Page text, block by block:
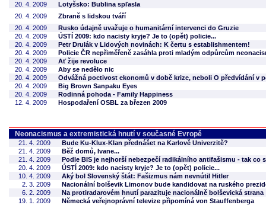
20. 4. 2009
Lotyšsko: Bublina spľasla
20. 4. 2009
Zbraně s lidskou tváří
20. 4. 2009
Rusko údajně uvažuje o humanitární intervenci do Gruzie
20. 4. 2009
ÚSTÍ 2009: kdo nacisty kryje? Je to (opět) policie...
20. 4. 2009
Petr Drulák v Lidových novinách: K čertu s establishmentem!
20. 4. 2009
Policie ČR nepřiměřeně zasáhla proti mladým odpůrcům
20. 4. 2009
Ať žije revoluce
20. 4. 2009
Aby se nedělo nic
20. 4. 2009
Odvážná poctivost ekonomů v době krize, neboli O předvídání v
20. 4. 2009
Big Brown Sanpaku Eyes
20. 4. 2009
Rodinná pohoda - Family Happiness
12. 4. 2009
Hospodaření OSBL za březen 2009
Neonacismus a extremistická hnutí v současné Evropě
21. 4. 2009
Bude Ku-Klux-Klan přednášet na Karlově Univerzitě?
21. 4. 2009
Běž domů, Ivane...
21. 4. 2009
Podle BIS je nejhorší nebezpečí radikálního antifašismu - tak co
20. 4. 2009
ÚSTÍ 2009: kdo nacisty kryje? Je to (opět) policie...
10. 4. 2009
Aký bol Slovenský štát: Fašizmus nám nevnútil Hitler
2. 3. 2009
Nacionální bolševik Limonov bude kandidovat na ruského
6. 2. 2009
Na protiradarovém hnutí parazituje nacionálně bolševická strana
19. 1. 2009
Německá veřejnoprávní televize připomíná von Stauffenberga